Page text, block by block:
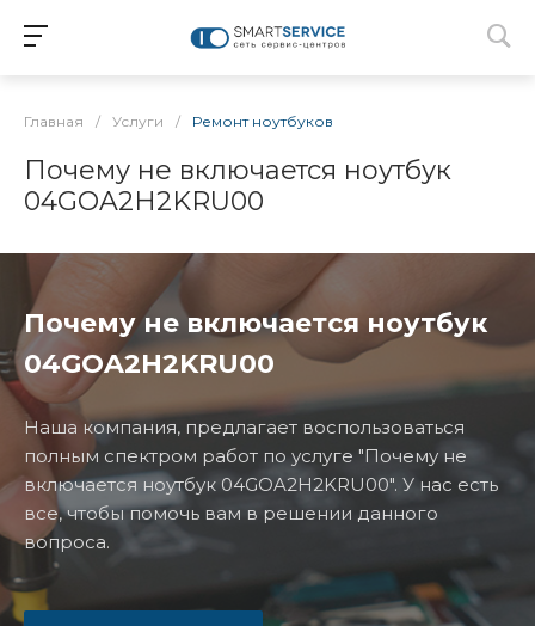
Главная / Услуги / Ремонт ноутбуков
Почему не включается ноутбук
04GOA2H2KRU00
Почему не включается ноутбук
04GOA2H2KRU00
Наша компания, предлагает воспользоваться
полным спектром работ по услуге "Почему не
включается ноутбук 04GOA2H2KRU00". У нас есть
все, чтобы помочь вам в решении данного
вопроса.